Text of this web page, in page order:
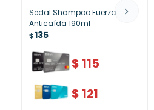
Sedal Shampoo Fuerza
Anticaída 190ml
$135
$ 115
$ 121